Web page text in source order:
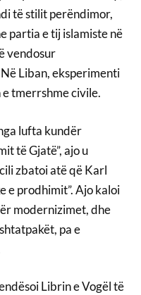
të stilit perëndimor,
partia e tij islamiste në
vendosur
Liban, eksperimenti
tmerrshme civile.
lufta kundër
të Gjatë”, ajo u
zbatoi atë që Karl
e prodhimit”. Ajo kaloi
modernizimet, dhe
pa e
Librin e Vogël të